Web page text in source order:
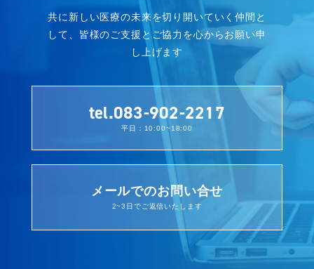
共に新しい医療の未来を切り開いていく仲間と
して、 皆様のご支援とご協力を心からお願い申
し上げます
tel.083-902-2217
平日：10:00~18:00
メールでのお問い合せ
2~3日でご返信いたします